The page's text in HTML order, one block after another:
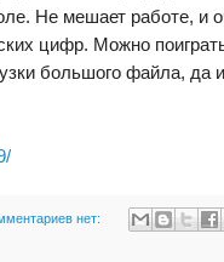
Не мешает работе, и
цифр. Можно
большого файла, да
нет: